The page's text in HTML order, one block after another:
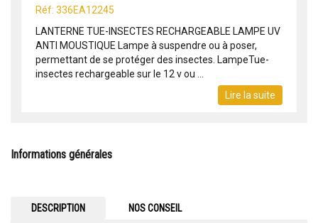
Réf: 336EA12245
LANTERNE TUE-INSECTES RECHARGEABLE LAMPE UV
ANTI MOUSTIQUE Lampe à suspendre ou à poser,
permettant de se protéger des insectes. LampeTue-
insectes rechargeable sur le 12 v ou ...
Lire la suite
Informations générales
DESCRIPTION NOS CONSEIL